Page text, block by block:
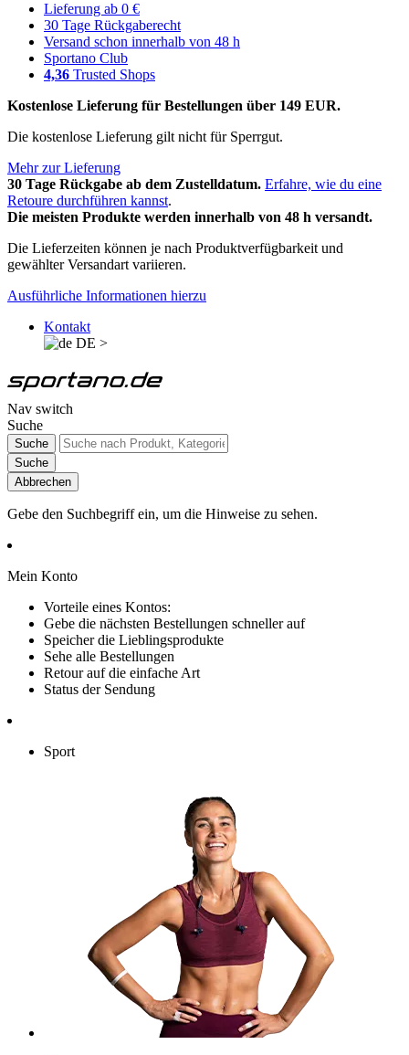
Lieferung ab 0 €
30 Tage Rückgaberecht
Versand schon innerhalb von 48 h
Sportano Club
4,36 Trusted Shops
Kostenlose Lieferung für Bestellungen über 149 EUR.
Die kostenlose Lieferung gilt nicht für Sperrgut.
Mehr zur Lieferung
30 Tage Rückgabe ab dem Zustelldatum. Erfahre, wie du eine
Retoure durchführen kannst.
Die meisten Produkte werden innerhalb von 48 h versandt.
Die Lieferzeiten können je nach Produktverfügbarkeit und
gewählter Versandart variieren.
Ausführliche Informationen hierzu
Kontakt
DE >
Nav switch
Suche
Suche
Suche
Abbrechen
Gebe den Suchbegriff ein, um die Hinweise zu sehen.
Mein Konto
Vorteile eines Kontos:
Gebe die nächsten Bestellungen schneller auf
Speicher die Lieblingsprodukte
Sehe alle Bestellungen
Retour auf die einfache Art
Status der Sendung
Sport